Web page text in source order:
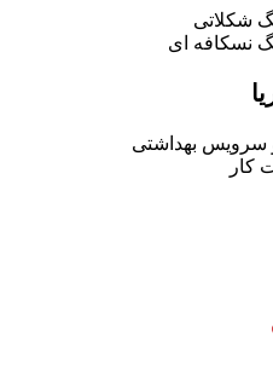
سرویس بهداشتی
کار